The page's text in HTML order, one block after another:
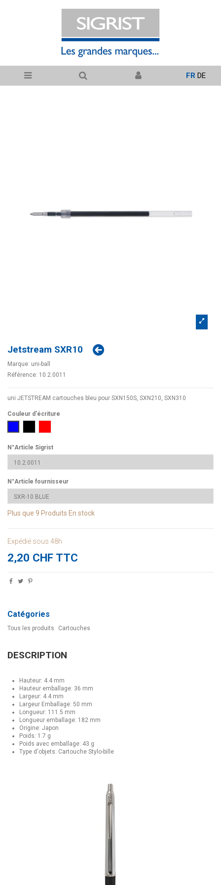
FR DE
Jetstream SXR10
Marque: uni-ball
Référence: 10.2.0011
uni JETSTREAM cartouches bleu pour SXN150S, SXN210, SXN310
Couleur d'écriture
N°Article Sigrist
N°Article fournisseur
Plus que 9 Produits En stock
Expédié sous 48h
2,20 CHF TTC
Catégories
Tous les produits Cartouches
DESCRIPTION
Hauteur: 4.4 mm
Hauteur emballage: 36 mm
Largeur: 4.4 mm
Largeur Emballage: 50 mm
Longueur: 111.5 mm
Longueur emballage: 182 mm
Origine: Japon
Poids: 1.7 g
Poids avec emballage: 43 g
Type d'objets: Cartouche Stylo-bille